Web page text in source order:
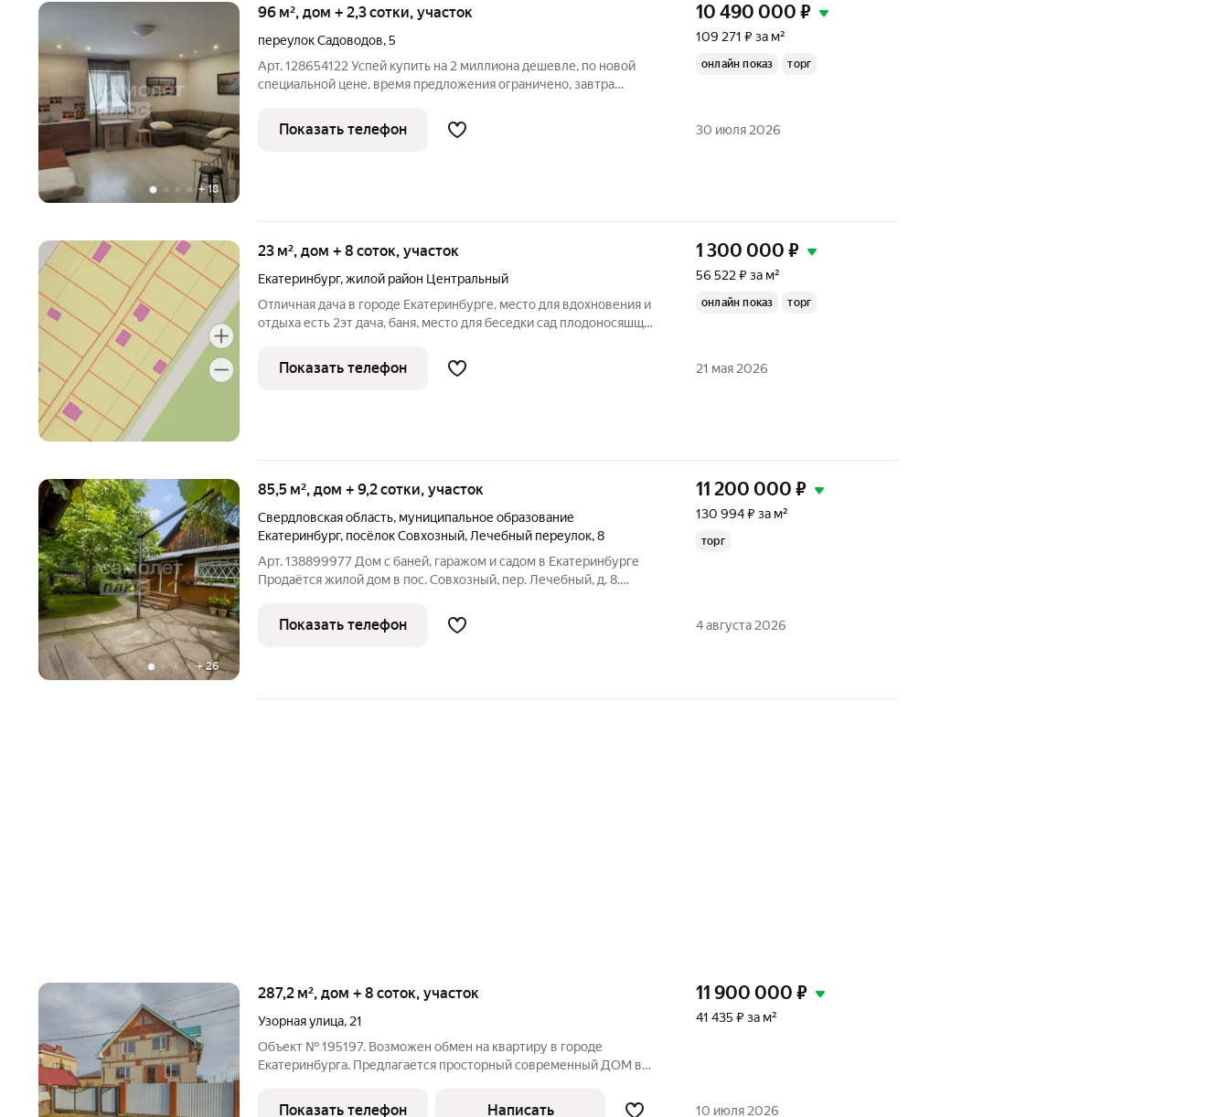
+ 18
96 м², дом + 2,3 сотки, участок
переулок Садоводов,5
Арт. 128654122 Успей купить на 2 миллиона дешевле, по новой
специальной цене, время предложения ограничено, завтра
с газовым отоплением, ворота, 2 калитки, потолки высокие,
отделка
10 490 000 ₽
109 271 ₽ за м²
онлайн показ торг
Показать телефон 30 июля 2026
23 м², дом + 8 соток, участок
Екатеринбург,жилой район Центральный
Отличная дача в городе Екатеринбурге, место для вдохновения и
отдыха есть 2эт дача, баня, место для беседки сад плодоносяшщий
ипотекой ID объекта в нашей базе: 6073
1 300 000 ₽
56 522 ₽ за м²
онлайн показ торг
Показать телефон 21 мая 2026
+26
85,5 м², дом + 9,2 сотки, участок
Свердловская область, муниципальное образование
Екатеринбург, посёлок Совхозный, Лечебный переулок,8
Арт. 138899977 Дом с баней, гаражом и садом в Екатеринбурге
Продаётся жилой дом в пос. Совхозный, пер. Лечебный, д. 8.
мастерской и погребом. Участок 9,22 соток. Дом из бревна
толщиной 24
11 200 000 ₽
130 994 ₽ за м²
торг
Показать телефон 4 августа 2026
287,2 м², дом + 8 соток, участок
Узорная улица, 21
Объект № 195197. Возможен обмен на квартиру в городе
Екатеринбурга. Предлагается просторный современный ДОМ в
берегу водоёма. Этот дом идеально подойдёт тем, кто ценит
11 900 000 ₽
41 435 ₽ за м²
Показать телефон Написать 10 июля 2026